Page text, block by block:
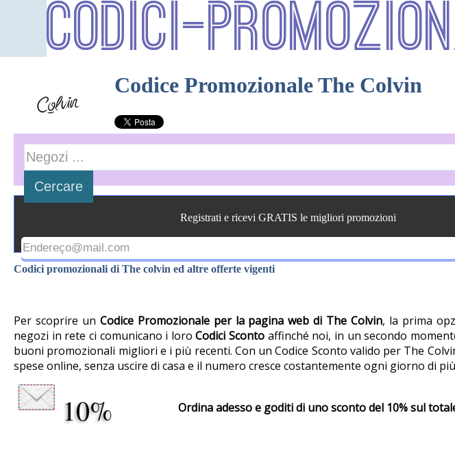
Codici-
Codice Promozionale The Colvin
Per scoprire un Codice Promozionale per la pagina web di The Colvin, la prima
negozi in rete ci comunicano i loroCodici Sconto affinché noi, in un secondo
buoni promozionali migliori e i più recenti. Con un Codice Sconto valido per The
spese online, senza uscire di casa e il numero cresce costantemente ogni giorno di
Registrati e ricevi GRATIS le migliori promozioni
Codici promozionali di The colvin ed altre offerte vigenti
10%
Ordina adesso e goditi di uno sconto del 10% sul